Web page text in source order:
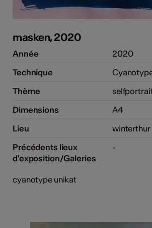
masken, 2020
Année
2020
Technique
Thème
Dimensions
A4
Lieu
winterthur
Précédents lieux
d'exposition/Galeries
-
cyanotype unikat